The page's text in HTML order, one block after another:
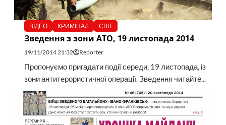
ВІДЕО КРИМІНАЛ СВІТ
Зведення з зони АТО, 19 листопада 2014
19/11/2014 21:32 Reporter
Пропонуємо пригадати події середи, 19 листопада, із
зони антитерористичної операції. Зведення читайте...